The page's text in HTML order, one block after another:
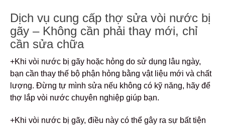
Dịch vụ cung cấp thợ sửa vòi nước bị
gãy – Không cần phải thay mới, chỉ
cần sửa chữa
+Khi vòi nước bị gãy hoặc hỏng do sử dụng lâu ngày,
bạn cần thay thế bộ phận hỏng bằng vật liệu mới và chất
lượng. Đừng tự mình sửa nếu không có kỹ năng, hãy để
thợ lắp vòi nước chuyên nghiệp giúp bạn.
+Khi vòi nước bị gãy, điều này có thể gây ra sự bất tiện